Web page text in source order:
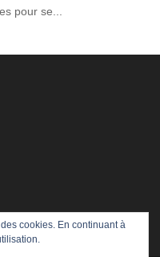
pour se...
cookies. En continuant à